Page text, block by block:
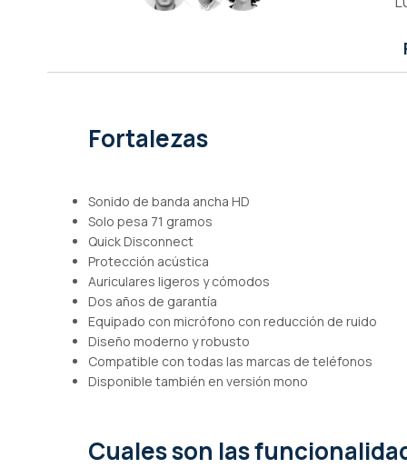
Fortalezas
Sonido de banda ancha HD
Solo pesa 71 gramos
Quick Disconnect
Protección acústica
Auriculares ligeros y cómodos
Dos años de garantía
Equipado con micrófono con reducción de ruido
Diseño moderno y robusto
Compatible con todas las marcas de teléfonos
Disponible también en versión mono
Cuales son las